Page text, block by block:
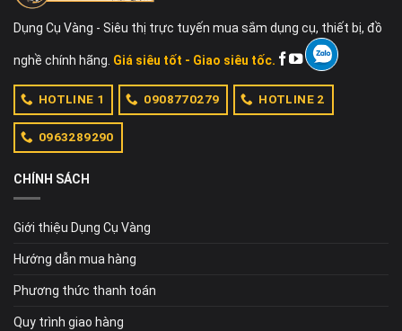
Dụng Cụ Vàng - Siêu thị trực tuyến mua sắm dụng cụ, thiết bị, đồ
nghề chính hãng. Giá siêu tốt - Giao siêu tốc.
HOTLINE 1 0908770279 HOTLINE 2
0963289290
CHÍNH SÁCH
Giới thiệu Dụng Cụ Vàng
Hướng dẫn mua hàng
Phương thức thanh toán
Quy trình giao hàng